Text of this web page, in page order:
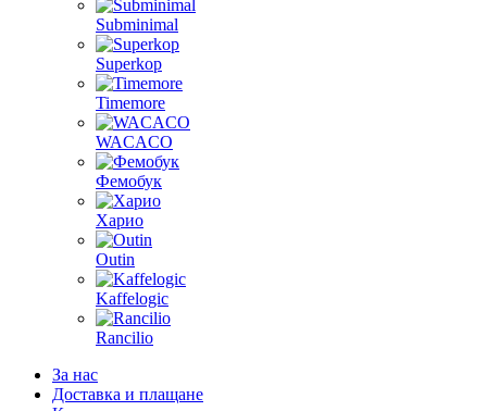
Subminimal
Superkop
Timemore
WACACO
Фемобук
Харио
Outin
Kaffelogic
Rancilio
За нас
Доставка и плащане